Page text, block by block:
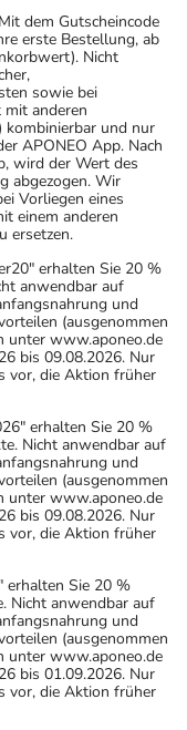
dem Gutscheincode
erste Bestellung, ab
Nicht
sowie bei
anderen
kombinierbar und nur
APONEO App. Nach
wird der Wert des
abgezogen. Wir
Vorliegen eines
einem anderen
ersetzen.
erhalten Sie 20 %
anwendbar auf
und
(ausgenommen
unter www.aponeo.de
bis 09.08.2026. Nur
vor, die Aktion früher
erhalten Sie 20 %
Nicht anwendbar auf
und
(ausgenommen
unter www.aponeo.de
bis 09.08.2026. Nur
vor, die Aktion früher
erhalten Sie 20 %
Nicht anwendbar auf
und
(ausgenommen
unter www.aponeo.de
bis 01.09.2026. Nur
vor, die Aktion früher